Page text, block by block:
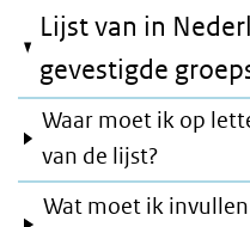
Lijst van in
gevestigde
Waar moet ik op
van de lijst?
Wat moet ik